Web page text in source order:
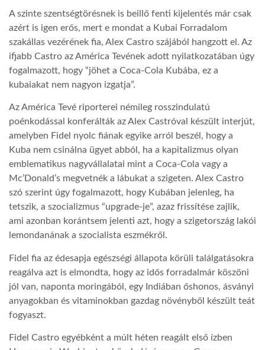
DOBRAVERO.HU
LATIMO.HU
GLOBOBOOK
A szinte szentségtörésnek is beillő fenti kijelentés már csak
azért is igen erős, mert e mondat a Kubai Forradalom
szakállas vezérének fia, Alex Castro szájából hangzott el. Az
ifjabb Castro az América Tevének adott nyilatkozatában úgy
fogalmazott, hogy “jöhet a Coca-Cola Kubába, ez a
kubaiakat nem nagyon izgatja”.
Az América Tevé riporterei némileg rosszindulatú
poénkodással konferálták az Alex Castróval készült interjút,
amelyben Fidel nyolc fiának egyike arról beszél, hogy a
Kuba nem csinálna ügyet abból, ha a kapitalizmus olyan
emblematikus nagyvállalatai mint a Coca-Cola vagy a
Mc’Donald’s megvetnék a lábukat a szigeten. Alex Castro
szó szerint úgy fogalmazott, hogy Kubában jelenleg, ha
tetszik, a szocializmus “upgrade-je”, azaz frissítése zajlik,
ami azonban korántsem jelenti azt, hogy a szigetország lakói
lemondanának a szocialista eszmékről.
Fidel fia az édesapja egészségi állapota körüli találgatásokra
reagálva azt is elmondta, hogy az idős forradalmár köszöni
jól van, naponta moringából, egy Indiában őshonos, ásványi
anyagokban és vitaminokban gazdag növényből készült teát
fogyaszt.
Fidel Castro egyébként a múlt héten reagált első ízben